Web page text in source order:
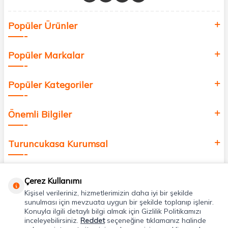
değer katmak için bize katılın!
Popüler Ürünler
Popüler Markalar
Popüler Kategoriler
Önemli Bilgiler
Turuncukasa Kurumsal
Uygulamalarımız
Çerez Kullanımı
Kişisel verileriniz, hizmetlerimizin daha iyi bir şekilde
sunulması için mevzuata uygun bir şekilde toplanıp işlenir.
Konuyla ilgili detaylı bilgi almak için Gizlilik Politikamızı
inceleyebilirsiniz. Reddetseçeneğine tıklamanız halinde